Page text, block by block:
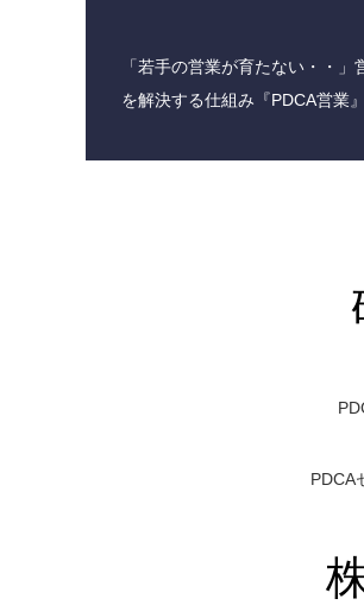
「若手の営業が育たない・・
を解決する仕組み『PDCA営業
PDCA